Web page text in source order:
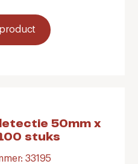
50mm x
stuks
33195